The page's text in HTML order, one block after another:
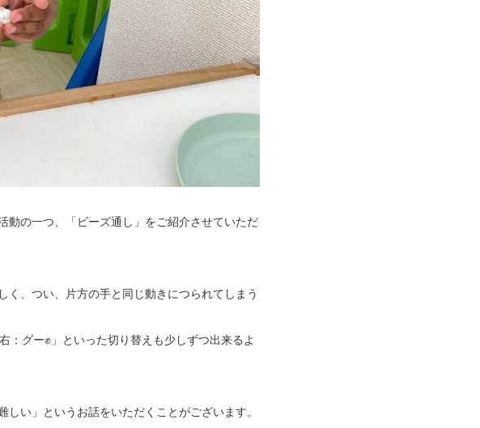
動の一つ、「ビーズ通し」をご紹介させていただ
、つい、片方の手と同じ動きにつられてしまう
グー✊」といった切り替えも少しずつ出来るよ
い」というお話をいただくことがございます。